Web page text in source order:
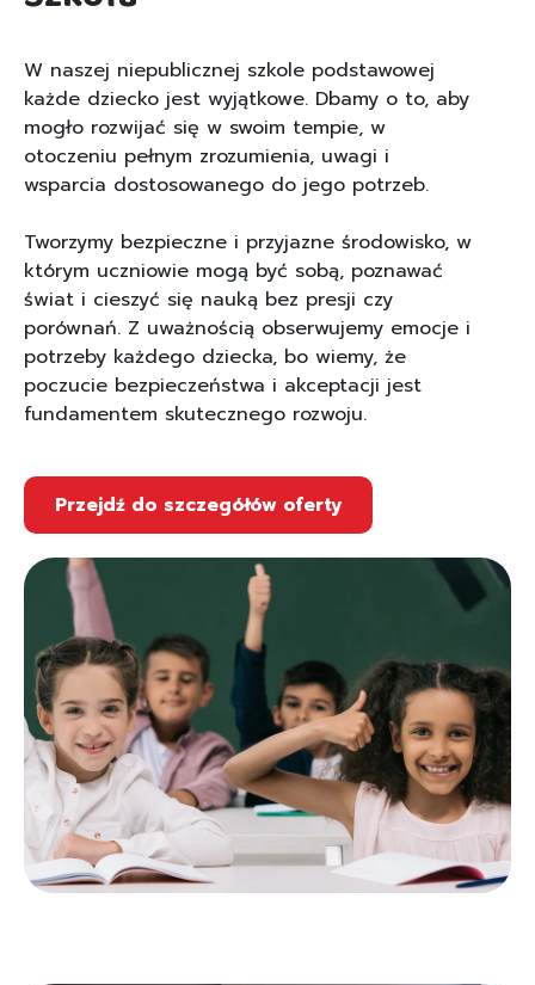
W naszej niepublicznej szkole podstawowej
każde dziecko jest wyjątkowe. Dbamy o to, aby
mogło rozwijać się w swoim tempie, w
otoczeniu pełnym zrozumienia, uwagi i
wsparcia dostosowanego do jego potrzeb.
Tworzymy bezpieczne i przyjazne środowisko, w
którym uczniowie mogą być sobą, poznawać
świat i cieszyć się nauką bez presji czy
porównań. Z uważnością obserwujemy emocje i
potrzeby każdego dziecka, bo wiemy, że
poczucie bezpieczeństwa i akceptacji jest
fundamentem skutecznego rozwoju.
Przejdź do szczegółów oferty